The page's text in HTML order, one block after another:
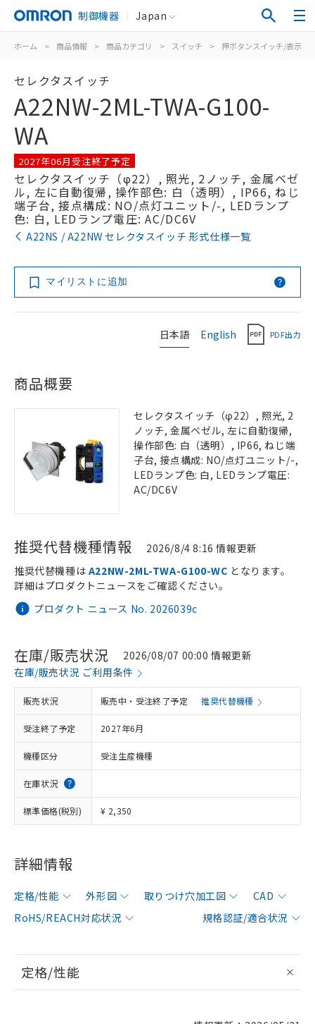
制御機器 Japan
ホーム > 商品情報 > 商品カテゴリ > スイッチ > 押ボタンスイッチ/表示灯
セレクタスイッチ
A22NW-2ML-TWA-G100-
WA
2027年06月受注終了予定
セレクタスイッチ（φ22）, 照光, 2ノッチ, 金属ベゼ
ル, 左に自動復帰, 操作部色: 白（透明）, IP66, ねじ
端子台, 接点構成: NO/点灯ユニット/-, LEDランプ
色: 白, LEDランプ電圧: AC/DC6V
A22NS / A22NW セレクタスイッチ 形式仕様一覧
マイリストに追加
日本語 English PDF出力
商品概要
セレクタスイッチ（φ22）, 照光, 2
ノッチ, 金属ベゼル, 左に自動復帰,
操作部色: 白（透明）, IP66, ねじ端
子台, 接点構成: NO/点灯ユニット/-,
LEDランプ色: 白, LEDランプ電圧:
AC/DC6V
推奨代替機種情報 2026/8/4 8:16 情報更新
プロダクト ニュース No. 2026039c
推奨代替機種は A22NW-2ML-TWA-G100-WC となります。
詳細はプロダクトニュースをご確認ください。
在庫/販売状況
2026/08/07 00:00 情報更新
在庫/販売状況 ご利用条件
販売状況 販売中・受注終了予定 推奨代替機種
受注終了予定 2027年6月
機種区分 受注生産機種
在庫状況
標準価格(税別) ¥ 2,350
詳細情報
定格/性能 外形図 取りつけ穴加工図
CAD
RoHS/REACH対応状況
規格認証/適合状況
定格/性能